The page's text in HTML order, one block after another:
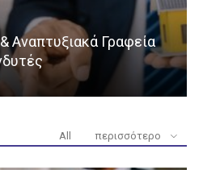
Αναπτυξιακά Γραφεία
All περισσότερο